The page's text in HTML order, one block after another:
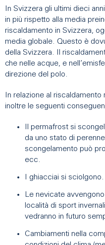
In Svizzera gli ultimi dieci
in più rispetto alla media
riscaldamento in Svizzera,
media globale. Questo è
della Svizzera. Il
che nelle acque, e
direzione del polo.
In relazione al
inoltre le seguenti
Il permafrost si
da uno stato di
scongelamento può
ecc.
I ghiacciai si sciolgono.
Le nevicate
località di sport
vedranno in futuro
Cambiamenti nella